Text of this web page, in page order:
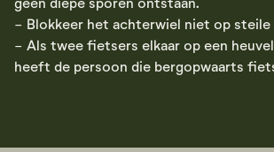
- Blokkeer het achterwiel niet op steile
- Als twee fietsers elkaar op een
heeft de persoon die bergopwaarts